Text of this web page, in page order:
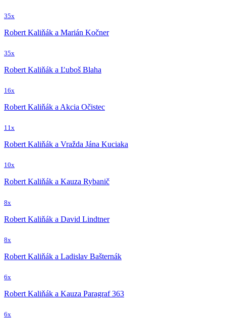
35x
Robert Kaliňák a Marián Kočner
35x
Robert Kaliňák a Ľuboš Blaha
16x
Robert Kaliňák a Akcia Očistec
11x
Robert Kaliňák a Vražda Jána Kuciaka
10x
Robert Kaliňák a Kauza Rybanič
8x
Robert Kaliňák a David Lindtner
8x
Robert Kaliňák a Ladislav Bašternák
6x
Robert Kaliňák a Kauza Paragraf 363
6x